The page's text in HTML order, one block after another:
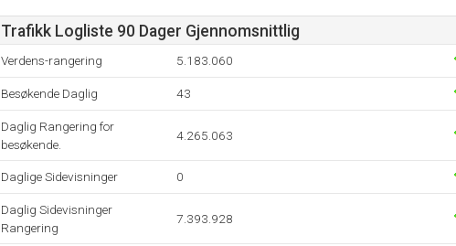
Trafikk Logliste 90 Dager Gjennomsnittlig
Verdens-rangering 5.183.060
Besøkende Daglig 43
Daglig Rangering for
besøkende.
4.265.063
Daglige Sidevisninger 0
Daglig Sidevisninger
Rangering
7.393.928